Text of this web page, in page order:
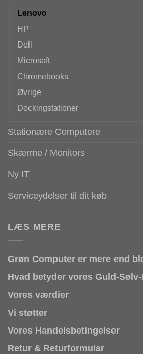
Lenovo
HP
Dell
Microsoft
Chromebooks
Øvrige
Dockingstationer
Stationære Computere
Skærme / Monitors
Ny IT
Serviceydelser til dit køb
LÆS MERE
Grøn Computer er mere end
Hvad betyder vores Guld-
Vores værdier
Vi støtter
Vores Handelsbetingelser
Retur & Returformular